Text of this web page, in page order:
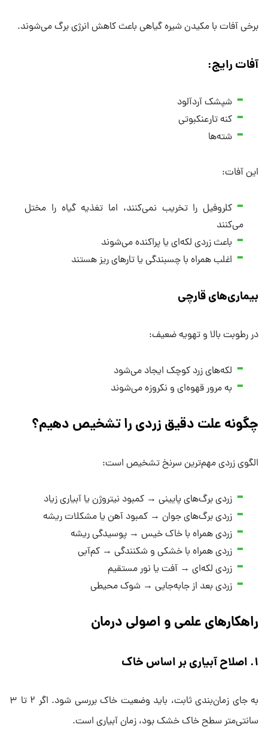
برخی آفات با مکیدن شیره گیاهی باعث کاهش انرژی برگ می‌شوند.
آفات رایج:
شپشک آردآلود
کنه تارعنکبوتی
شته‌ها
این آفات:
کلروفیل را تخریب نمی‌کنند، اما تغذیه گیاه را مختل
می‌کنند
باعث زردی لکه‌ای یا پراکنده می‌شوند
اغلب همراه با چسبندگی یا تارهای ریز هستند
بیماری‌های قارچی
در رطوبت بالا و تهویه ضعیف:
لکه‌های زرد کوچک ایجاد می‌شود
به مرور قهوه‌ای و نکروزه می‌شوند
چگونه علت دقیق زردی را تشخیص دهیم؟
الگوی زردی مهم‌ترین سرنخ تشخیص است:
زردی برگ‌های پایینی → کمبود نیتروژن یا آبیاری زیاد
زردی برگ‌های جوان → کمبود آهن یا مشکلات ریشه
زردی همراه با خاک خیس → پوسیدگی ریشه
زردی همراه با خشکی و شکنندگی → کم‌آبی
زردی لکه‌ای → آفت یا نور مستقیم
زردی بعد از جابه‌جایی → شوک محیطی
راهکارهای علمی و اصولی درمان
۱. اصلاح آبیاری بر اساس خاک
به جای زمان‌بندی ثابت، باید وضعیت خاک بررسی شود. اگر ۲ تا ۳
سانتی‌متر سطح خاک خشک بود، زمان آبیاری است.